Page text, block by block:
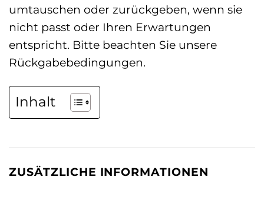
umtauschen oder zurückgeben, wenn sie
nicht passt oder Ihren Erwartungen
entspricht. Bitte beachten Sie unsere
Rückgabebedingungen.
Inhalt
ZUSÄTZLICHE INFORMATIONEN